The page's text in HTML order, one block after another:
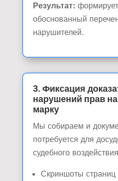
Результат:
обоснованный
нарушителей.
3. Фиксация
нарушений прав
марку
Мы собираем и
потребуется для
судебного
Скриншоты страниц